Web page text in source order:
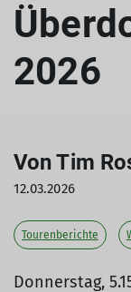
2026
Von Tim
12.03.2026
Tourenberichte
Donnerstag,